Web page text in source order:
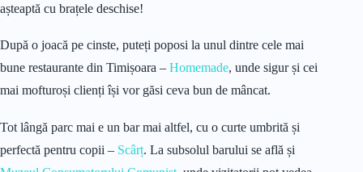
așteaptă cu brațele deschise!
După o joacă pe cinste, puteți poposi la unul dintre cele mai
bune restaurante din Timișoara – Homemade, unde sigur și cei
mai mofturoși clienți își vor găsi ceva bun de mâncat.
Tot lângă parc mai e un bar mai altfel, cu o curte umbrită și
perfectă pentru copii – Scârț. La subsolul barului se află și